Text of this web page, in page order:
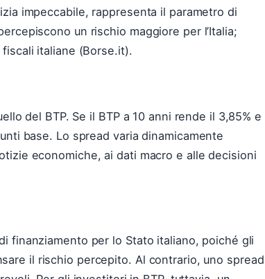
impeccabile, rappresenta il parametro di
un rischio maggiore per l’Italia;
italiane (Borse.it).
del BTP. Se il BTP a 10 anni rende il 3,85% e
base. Lo spread varia dinamicamente
economiche, ai dati macro e alle decisioni
finanziamento per lo Stato italiano, poiché gli
il rischio percepito. Al contrario, uno spread